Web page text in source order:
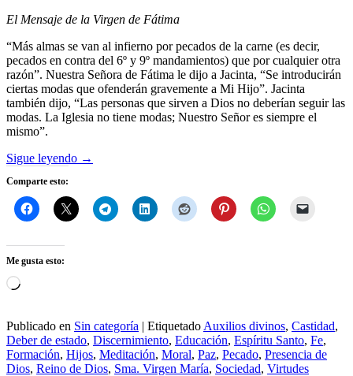
El Mensaje de la Virgen de Fátima
“Más almas se van al infierno por pecados de la carne (es decir,
pecados en contra del 6º y 9º mandamientos) que por cualquier otra
razón”. Nuestra Señora de Fátima le dijo a Jacinta, “Se introducirán
ciertas modas que ofenderán gravemente a Mi Hijo”. Jacinta
también dijo, “Las personas que sirven a Dios no deberían seguir las
modas. La Iglesia no tiene modas; Nuestro Señor es siempre el
mismo”.
Sigue leyendo →
Comparte esto:
Me gusta esto:
Cargando...
Publicado en Sin categoría | Etiquetado Auxilios divinos, Castidad,
Deber de estado, Discernimiento, Educación, Espíritu Santo, Fe,
Formación, Hijos, Meditación, Moral, Paz, Pecado, Presencia de
Dios, Reino de Dios, Sma. Virgen María, Sociedad, Virtudes